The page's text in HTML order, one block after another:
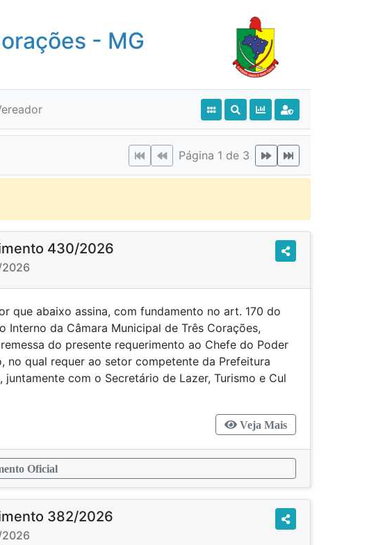
- MG
Página 1 de 3
430/2026
que abaixo assina, com fundamento no art. 170 do
Interno da Câmara Municipal de Três Corações,
do presente requerimento ao Chefe do Poder
no qual requer ao setor competente da Prefeitura
juntamente com o Secretário de Lazer, Turismo e Cul
Veja Mais
Oficial
382/2026